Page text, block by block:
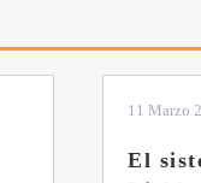
11 Marzo
El